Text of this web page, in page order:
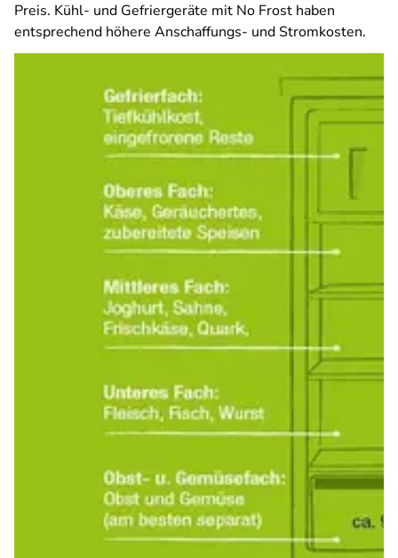
Preis. Kühl- und Gefriergeräte mit No Frost haben
entsprechend höhere Anschaffungs- und Stromkosten.